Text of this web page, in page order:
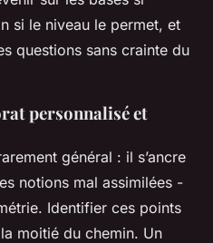
si le niveau le permet, et
questions sans crainte du
personnalisé et
général : il s’ancre
notions mal assimilées -
Identifier ces points
moitié du chemin. Un